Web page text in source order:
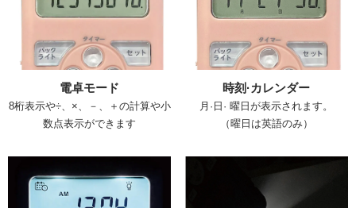
電卓モード
8桁表示や÷、×、－、＋の計算や小
数点表示ができます
時刻·カレンダー
月·日· 曜日が表示されます。
（曜日は英語のみ）